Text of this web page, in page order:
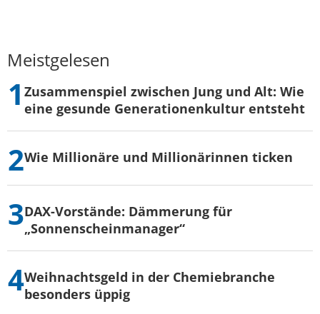
Meistgelesen
Zusammenspiel zwischen Jung und Alt: Wie
eine gesunde Generationenkultur entsteht
Wie Millionäre und Millionärinnen ticken
DAX-Vorstände: Dämmerung für
„Sonnenscheinmanager“
Weihnachtsgeld in der Chemiebranche
besonders üppig